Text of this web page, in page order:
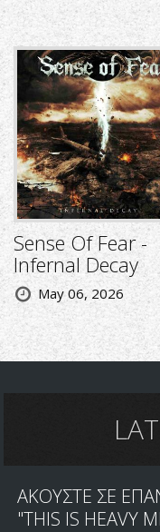
Sense Of Fear -
Infernal Decay
May 06, 2026
ΑΚΟΥΣΤΕ ΣΕ
"THIS IS HEAVY